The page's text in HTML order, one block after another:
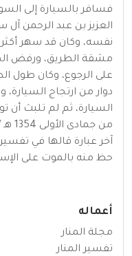
فسافر بالسيارة إلى
العزيز بن عبد الرحمن
نفسه، وكان قد سهر
مشقة الطريق، ورفض
على الرجوع، وكان طول
دوار من ارتجاج
آخر عبارة قالها في
حظ منه بالموت على
أعماله
مجلة المنار
تفسير المنار